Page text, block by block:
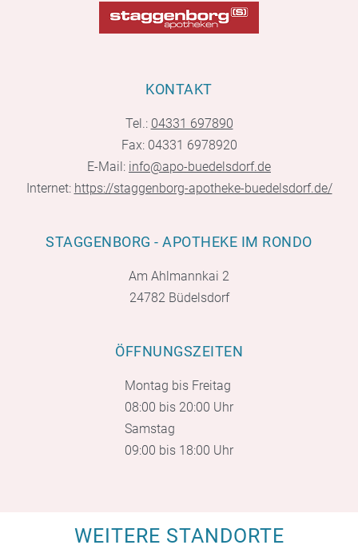
KONTAKT
Tel.: 04331 697890
Fax: 04331 6978920
E-Mail: info@apo-buedelsdorf.de
Internet: https://staggenborg-apotheke-buedelsdorf.de/
STAGGENBORG - APOTHEKE IM RONDO
Am Ahlmannkai 2
24782 Büdelsdorf
ÖFFNUNGSZEITEN
Montag bis Freitag
08:00 bis 20:00 Uhr
Samstag
09:00 bis 18:00 Uhr
WEITERE STANDORTE